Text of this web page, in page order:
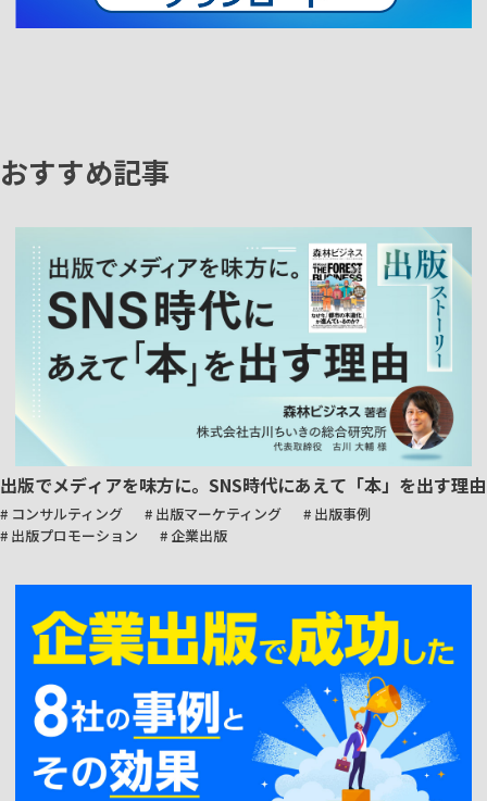
おすすめ記事
出版でメディアを味方に。SNS時代にあえて「本」を出す理由
# コンサルティング # 出版マーケティング
# 出版事例
# 出版プロモーション
# 企業出版